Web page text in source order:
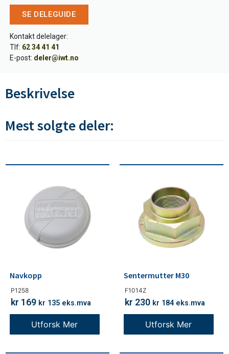
SE DELEGUIDE
Kontakt delelager:
Tlf: 62 34 41 41
E-post: deler@iwt.no
Beskrivelse
Mest solgte deler:
P1258
Navkopp
kr 169 kr 135 eks.mva
Utforsk Mer
F1014Z
Sentermutter M30
kr 230 kr 184 eks.mva
Utforsk Mer